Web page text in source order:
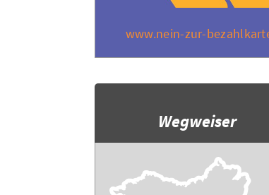
www.nein-zur-
Wegweiser